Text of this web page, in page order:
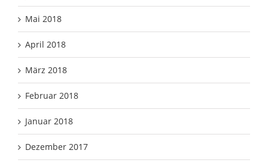
Mai 2018
April 2018
März 2018
Februar 2018
Januar 2018
Dezember 2017